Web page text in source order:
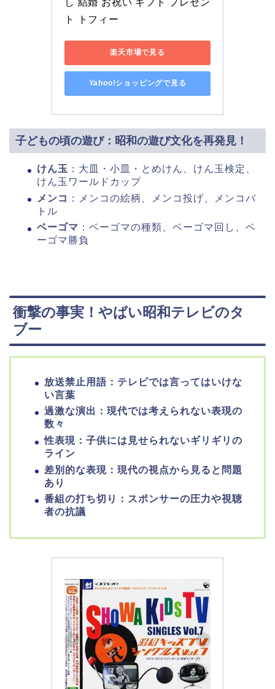
ト トフィー
楽天市場で見る
Yahoo!ショッピングで見る
子どもの頃の遊び：昭和の遊び文化を再発見！
けん玉 ：大皿・小皿・とめけん、けん玉検定、
けん玉ワールドカップ
メンコ ：メンコの絵柄、メンコ投げ、メンコバ
トル
ベーゴマ ：ベーゴマの種類、ベーゴマ回し、ベ
ーゴマ勝負
衝撃の事実！やばい昭和テレビのタ
ブー
放送禁止用語：テレビでは言ってはいけな
い言葉
過激な演出：現代では考えられない表現の
数々
性表現：子供には見せられないギリギリの
ライン
差別的な表現：現代の視点から見ると問題
あり
番組の打ち切り：スポンサーの圧力や視聴
者の抗議